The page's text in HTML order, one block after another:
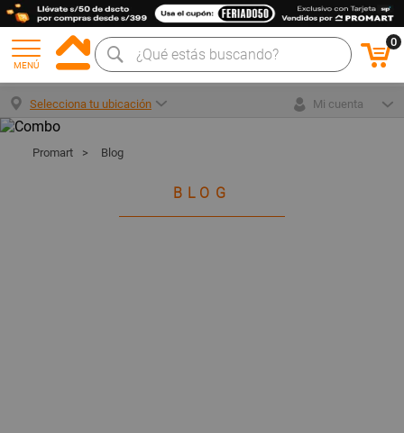
MENÚ
0
Selecciona tu ubicación Mi cuenta
Promart Blog
BLOG